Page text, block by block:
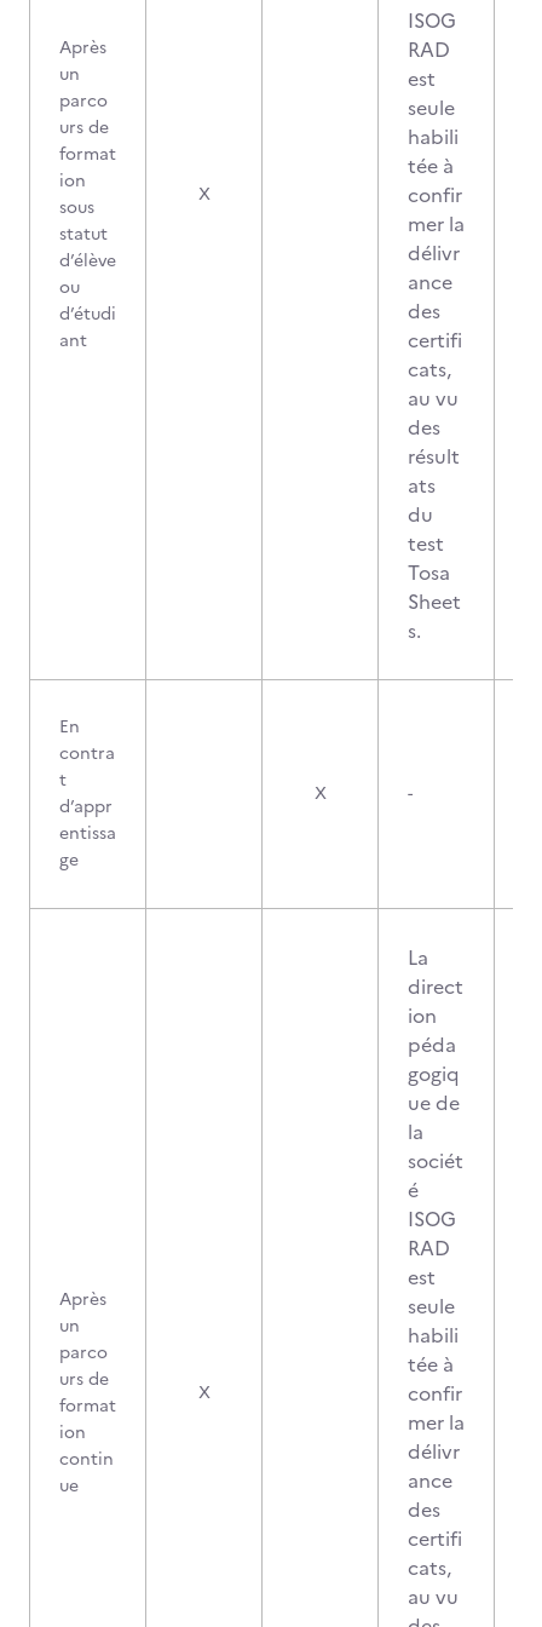
Après
un
parco
urs de
format
ion
sous
statut
d’élève
ou
d’étudi
ant
X
ISOG
RAD
est
seule
habili
tée à
confir
mer la
délivr
ance
des
certifi
cats,
au vu
des
résult
ats
du
test
Tosa
Sheet
s.
En
contra
t
d’appr
entissa
ge
X -
Après
un
parco
urs de
format
ion
contin
ue
X
La
direct
ion
péda
gogiq
ue de
la
sociét
é
ISOG
RAD
est
seule
habili
tée à
confir
mer la
délivr
ance
des
certifi
cats,
au vu